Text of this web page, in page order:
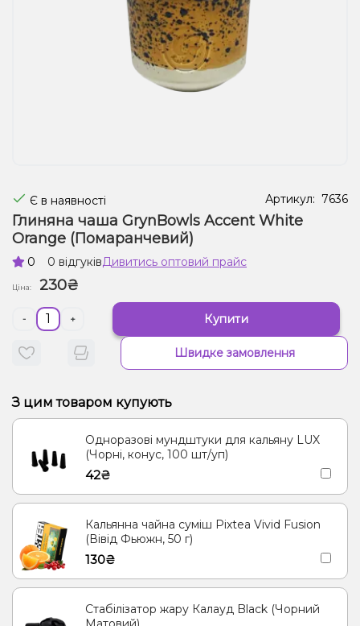
Рідини для електронних сигарет
Подарункові набори
Є в наявності Артикул: 7636
Глиняна чаша GrynBowls Accent White
Orange (Помаранчевий)
0 0 відгуківДивитись оптовий прайс
Ціна: 230₴
- + Купити
Швидке замовлення
З цим товаром купують
Одноразові мундштуки для кальяну LUX
(Чорні, конус, 100 шт/уп)
42₴
Кальянна чайна суміш Pixtea Vivid Fusion
(Вівід Фьюжн, 50 г)
130₴
Стабілізатор жару Калауд Black (Чорний